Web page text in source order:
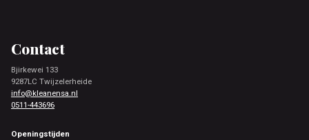
Contact
Bjirkewei 133
9287LC Twijzelerheide
info@kleanensa.nl
0511-443696
Openingstijden